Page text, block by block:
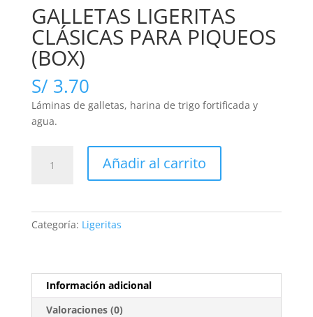
GALLETAS LIGERITAS
CLÁSICAS PARA PIQUEOS
(BOX)
S/ 3.70
Láminas de galletas, harina de trigo fortificada y
agua.
LIGERITAS
PIQUEOS
(BOX)
Añadir al carrito
Categoría: Ligeritas
Información adicional
Valoraciones (0)